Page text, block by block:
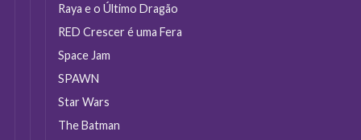
Raya e o Último Dragão
RED Crescer é uma Fera
Space Jam
SPAWN
Star Wars
The Batman